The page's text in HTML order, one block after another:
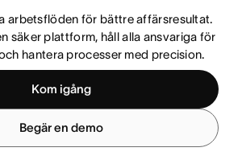
arbetsflöden för bättre affärsresultat.
säker plattform, håll alla ansvariga för
hantera processer med precision.
Kom igång
Begär en demo